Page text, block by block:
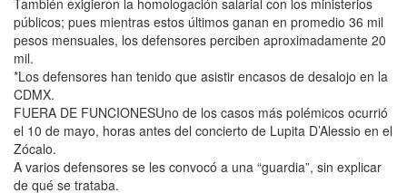
públicos; pues mientras estos últimos ganan en promedio 36 mil
pesos mensuales, los defensores perciben aproximadamente 20
mil.
*Los defensores han tenido que asistir encasos de desalojo en la
CDMX.
FUERA DE FUNCIONESUno de los casos más polémicos ocurrió
el 10 de mayo, horas antes del concierto de Lupita D’Alessio en el
Zócalo.
A varios defensores se les convocó a una “guardia”, sin explicar
de qué se trataba.